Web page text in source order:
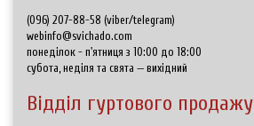
(096) 207-88-58 (viber/telegram)
webinfo@svichado.com
понеділок - п'ятниця з 10:00 до 18:00
субота, неділя та свята — вихідний
Відділ гуртового продажу